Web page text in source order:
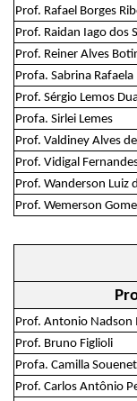
Prof. Rafael Borges
Prof. Raidan Iago dos
Prof. Reiner Alves
Profa. Sabrina Rafaela
Prof. Sérgio Lemos
Profa. Sirlei Lemes
Prof. Valdiney Alves
Prof. Vidigal
Prof. Wanderson Luiz
Prof. Wemerson
Prof. Antonio Nadson
Prof. Bruno Figlioli
Profa. Camilla
Prof. Carlos Antônio